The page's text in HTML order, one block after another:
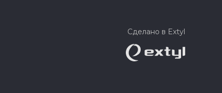
Сделано в Extyl